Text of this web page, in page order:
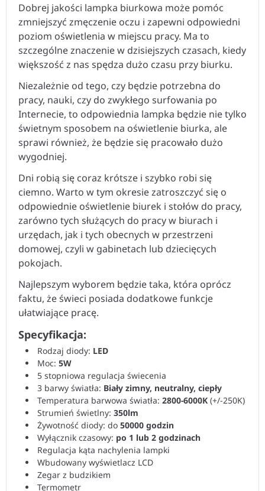
Dobrej jakości lampka biurkowa może pomóc
zmniejszyć zmęczenie oczu i zapewni odpowiedni
poziom oświetlenia w miejscu pracy. Ma to
szczególne znaczenie w dzisiejszych czasach, kiedy
większość z nas spędza dużo czasu przy biurku.
Niezależnie od tego, czy będzie potrzebna do
pracy, nauki, czy do zwykłego surfowania po
Internecie, to odpowiednia lampka będzie nie tylko
świetnym sposobem na oświetlenie biurka, ale
sprawi również, że będzie się pracowało dużo
wygodniej.
Dni robią się coraz krótsze i szybko robi się
ciemno. Warto w tym okresie zatroszczyć się o
odpowiednie oświetlenie biurek i stołów do pracy,
zarówno tych służących do pracy w biurach i
urzędach, jak i tych obecnych w przestrzeni
domowej, czyli w gabinetach lub dziecięcych
pokojach.
Najlepszym wyborem będzie taka, która oprócz
faktu, że świeci posiada dodatkowe funkcje
ułatwiające pracę.
Specyfikacja:
Rodzaj diody: LED
Moc: 5W
5 stopniowa regulacja świecenia
3 barwy światła: Biały zimny, neutralny, ciepły
Temperatura barwowa światła: 2800-6000K (+/-250K)
Strumień świetlny: 350lm
Żywotność diody: do 50000 godzin
Wyłącznik czasowy: po 1 lub 2 godzinach
Regulacja kąta nachylenia lampki
Wbudowany wyświetlacz LCD
Zegar z budzikiem
Termometr